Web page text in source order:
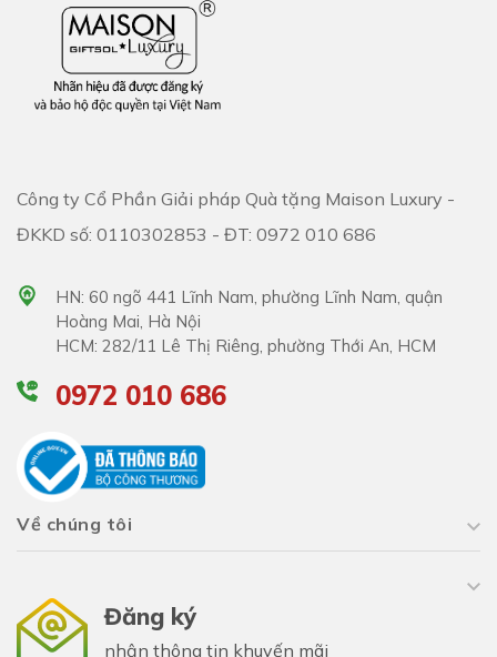
Công ty Cổ Phần Giải pháp Quà tặng Maison Luxury -
ĐKKD số: 0110302853 - ĐT: 0972 010 686
HN: 60 ngõ 441 Lĩnh Nam, phường Lĩnh Nam, quận
Hoàng Mai, Hà Nội
HCM: 282/11 Lê Thị Riêng, phường Thới An, HCM
0972 010 686
Về chúng tôi
Đăng ký
nhận thông tin khuyến mãi